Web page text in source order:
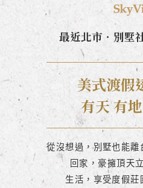
最近北市．別墅
美式渡假
有天 有
從沒想過，別墅也能離
回家，豪擁頂天
生活，享受度假莊